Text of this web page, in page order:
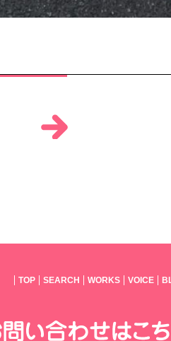
TOP SEARCH WORKS VOICE